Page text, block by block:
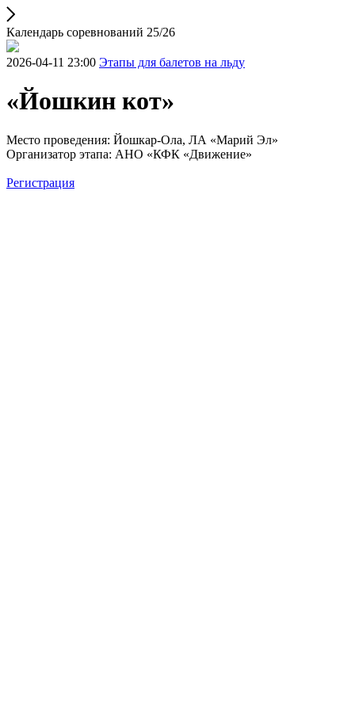
Календарь соревнований 25/26
2026-04-11 23:00 Этапы для балетов на льду
«Йошкин кот»
Место проведения: Йошкар-Ола, ЛА «Марий Эл»
Организатор этапа: АНО «КФК «Движение»
Регистрация